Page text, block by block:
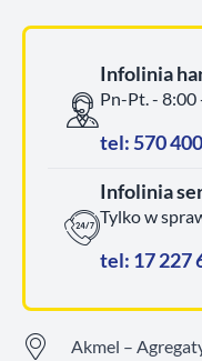
Infolinia
Pn-Pt. - 8:00
tel: 570
Infolinia
Tylko w
tel: 17 227
Akmel –